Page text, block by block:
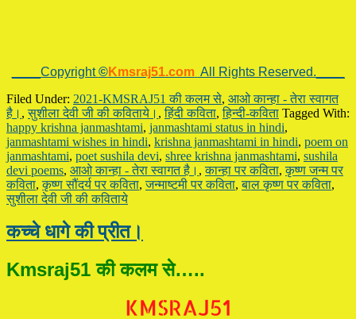
____Copyright©Kmsraj51.com All Rights Reserved.____
Filed Under: 2021-KMSRAJ51 की कलम से, आओ कान्हा - तेरा स्वागत
है। ,सुशीला देवी जी की कविताये। ,हिंदी कविता,हिन्दी-कविता Tagged With:
happy krishna janmashtami, janmashtami status in hindi,
janmashtami wishes in hindi, krishna janmashtami in hindi, poem on
janmashtami, poet sushila devi, shree krishna janmashtami, sushila
devi poems, आओ कान्हा - तेरा स्वागत है। ,कान्हा पर कविता,कृष्ण जन्म पर
कविता,कृष्ण सौंदर्य पर कविता,जन्माष्टमी पर कविता,बाल कृष्ण पर कविता,
सुशीला देवी जी की कविताये
कच्चे धागे की प्रीत।
Kmsraj51 की कलम से…..